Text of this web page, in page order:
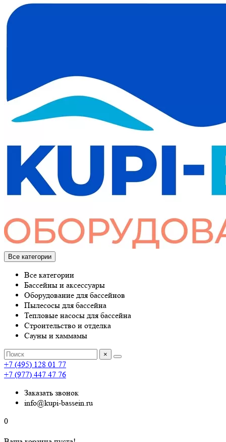
Все категории
Все категории
Бассейны и аксессуары
Оборудование для бассейнов
Пылесосы для бассейна
Тепловые насосы для бассейна
Строительство и отделка
Сауны и хаммамы
×
+7 (495) 128 01 77
+7 (977) 447 47 76
Заказать звонок
info@kupi-bassein.ru
0